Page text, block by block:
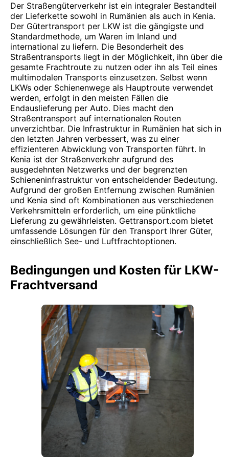
Der Straßengüterverkehr ist ein integraler Bestandteil
der Lieferkette sowohl in Rumänien als auch in Kenia.
Der Gütertransport per LKW ist die gängigste und
Standardmethode, um Waren im Inland und
international zu liefern. Die Besonderheit des
Straßentransports liegt in der Möglichkeit, ihn über die
gesamte Frachtroute zu nutzen oder ihn als Teil eines
multimodalen Transports einzusetzen. Selbst wenn
LKWs oder Schienenwege als Hauptroute verwendet
werden, erfolgt in den meisten Fällen die
Endauslieferung per Auto. Dies macht den
Straßentransport auf internationalen Routen
unverzichtbar. Die Infrastruktur in Rumänien hat sich in
den letzten Jahren verbessert, was zu einer
effizienteren Abwicklung von Transporten führt. In
Kenia ist der Straßenverkehr aufgrund des
ausgedehnten Netzwerks und der begrenzten
Schieneninfrastruktur von entscheidender Bedeutung.
Aufgrund der großen Entfernung zwischen Rumänien
und Kenia sind oft Kombinationen aus verschiedenen
Verkehrsmitteln erforderlich, um eine pünktliche
Lieferung zu gewährleisten. Gettransport.com bietet
umfassende Lösungen für den Transport Ihrer Güter,
einschließlich See- und Luftfrachtoptionen.
Bedingungen und Kosten für LKW-
Frachtversand